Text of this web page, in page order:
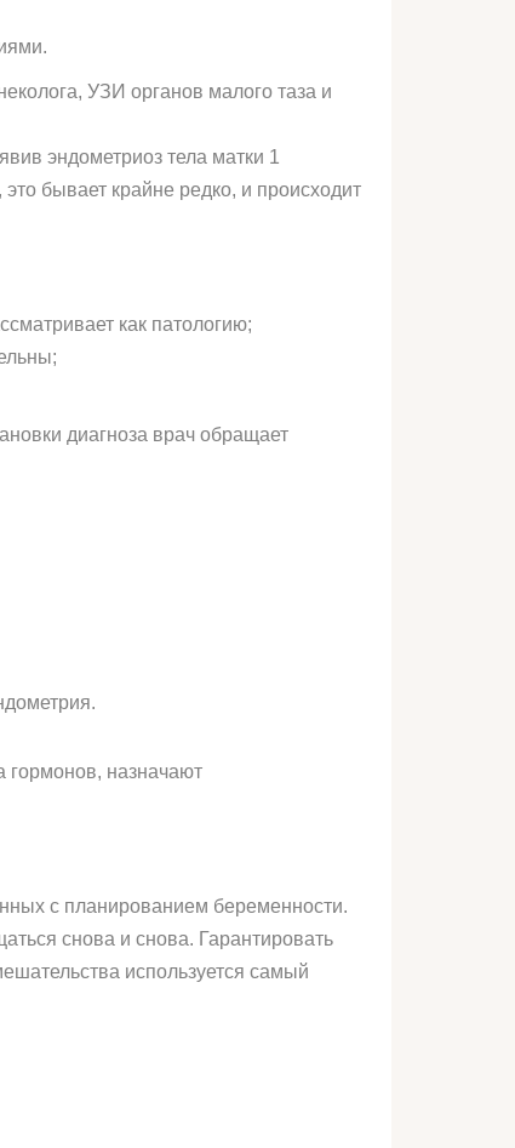
УЗИ органов малого таза и
эндометриоз тела матки 1
бывает крайне редко, и происходит
как патологию;
диагноза врач обращает
гормонов, назначают
с планированием беременности.
снова и снова. Гарантировать
используется самый